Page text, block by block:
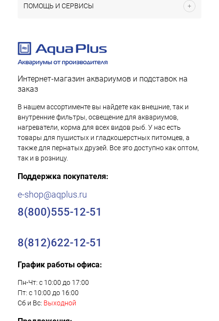
ПОМОЩЬ И СЕРВИСЫ
Интернет-магазин аквариумов и подставок на
заказ
В нашем ассортименте вы найдете как внешние, так и
внутренние фильтры, освещение для аквариумов,
нагреватели, корма для всех видов рыб. У нас есть
товары для пушистых и гладкошерстных питомцев, а
также для пернатых друзей. Все это доступно как оптом,
так и в розницу.
Поддержка покупателя:
e-shop@aqplus.ru
8(800)555-12-51
8(812)622-12-51
График работы офиса:
Пн-Чт: с 10:00 до 17:00
Пт: с 10:00 до 16:00
Сб и Вс: Выходной